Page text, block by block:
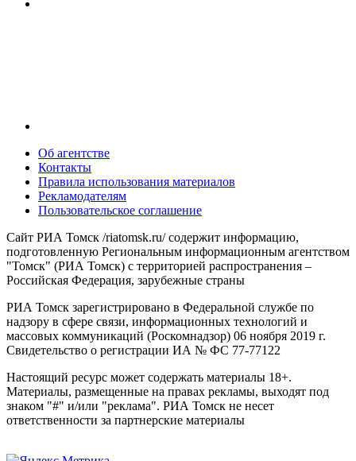
Об агентстве
Контакты
Правила использования материалов
Рекламодателям
Пользовательское соглашение
Сайт РИА Томск /riatomsk.ru/ содержит информацию,
подготовленную Региональным информационным агентством
"Томск" (РИА Томск) с территорией распространения –
Российская Федерация, зарубежные страны
РИА Томск зарегистрировано в Федеральной службе по
надзору в сфере связи, информационных технологий и
массовых коммуникаций (Роскомнадзор) 06 ноября 2019 г.
Свидетельство о регистрации ИА № ФС 77-77122
Настоящий ресурс может содержать материалы 18+.
Материалы, размещенные на правах рекламы, выходят под
знаком "#" и/или "реклама". РИА Томск не несет
ответственности за партнерские материалы